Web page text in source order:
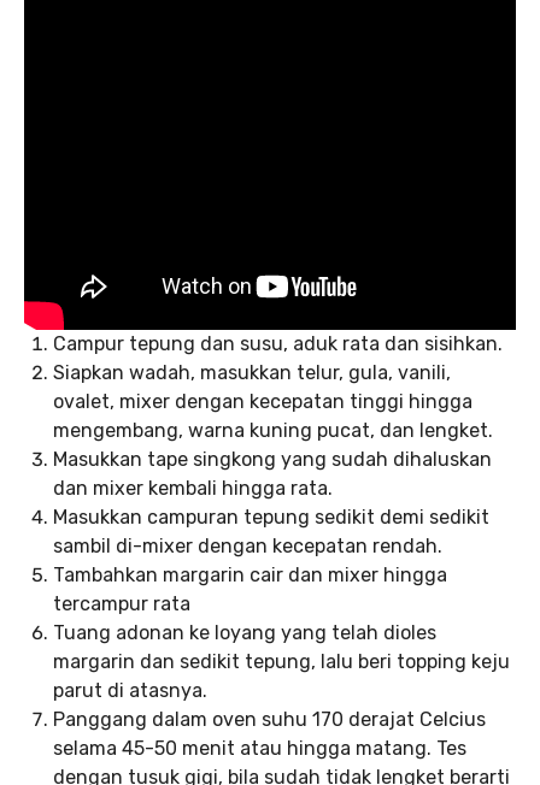
Campur tepung dan susu, aduk rata dan sisihkan.
Siapkan wadah, masukkan telur, gula, vanili,
ovalet, mixer dengan kecepatan tinggi hingga
mengembang, warna kuning pucat, dan lengket.
Masukkan tape singkong yang sudah dihaluskan
dan mixer kembali hingga rata.
Masukkan campuran tepung sedikit demi sedikit
sambil di-mixer dengan kecepatan rendah.
Tambahkan margarin cair dan mixer hingga
tercampur rata
Tuang adonan ke loyang yang telah dioles
margarin dan sedikit tepung, lalu beri topping keju
parut di atasnya.
Panggang dalam oven suhu 170 derajat Celcius
selama 45-50 menit atau hingga matang. Tes
dengan tusuk gigi, bila sudah tidak lengket berarti